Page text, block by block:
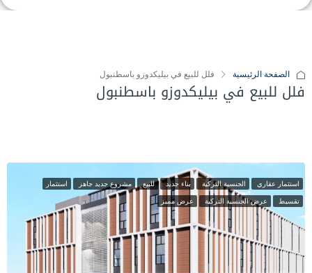
الصفحة الرئيسية فلل للبيع في بيليكدوزو باسطنبول
فلل للبيع في بيليكدوزو باسطنبول
استثمار عقاري الجنسية التركية بناء جديد للبيع مشروع جديد جاهز استثمار
تقسيط عرض الجنسية التركية عرض مميز